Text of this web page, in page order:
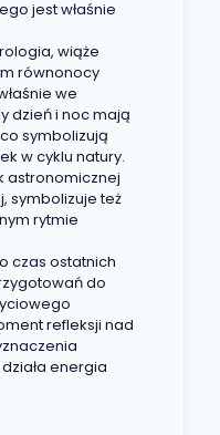
jest właśnie
wiąże
równonocy
we
dzień i noc mają
symbolizują
w cyklu natury.
astronomicznej
symbolizuje też
rytmie
czas ostatnich
do
refleksji nad
energia